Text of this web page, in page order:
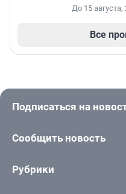
До 15 августа,
Все
Подписаться на
Сообщить новость
Рубрики